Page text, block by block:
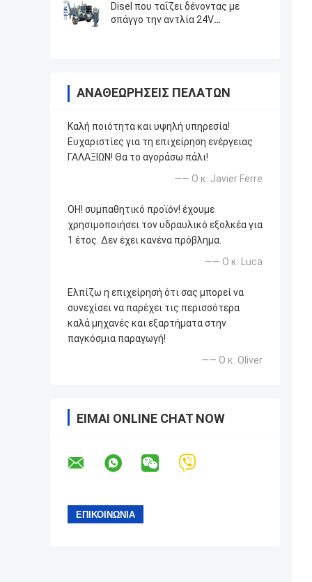
Disel που ταΐζει δένοντας με
σπάγγο την αντλία 24V
ΑΝΑΘΕΩΡΉΣΕΙΣ ΠΕΛΑΤΏΝ
Καλή ποιότητα και υψηλή υπηρεσία!
Ευχαριστίες για τη επιχείρηση ενέργειας
ΓΑΛΑΞΙΩΝ! Θα το αγοράσω πάλι!
—— Ο κ. Javier Ferre
OH! συμπαθητικό προϊόν! έχουμε
χρησιμοποιήσει τον υδραυλικό εξολκέα για
1 έτος. Δεν έχει κανένα πρόβλημα.
—— Ο κ. Luca
Ελπίζω η επιχείρησή ότι σας μπορεί να
συνεχίσει να παρέχει τις περισσότερα
καλά μηχανές και εξαρτήματα στην
παγκόσμια παραγωγή!
—— Ο κ. Oliver
ΕΊΜΑΙ ONLINE CHAT NOW